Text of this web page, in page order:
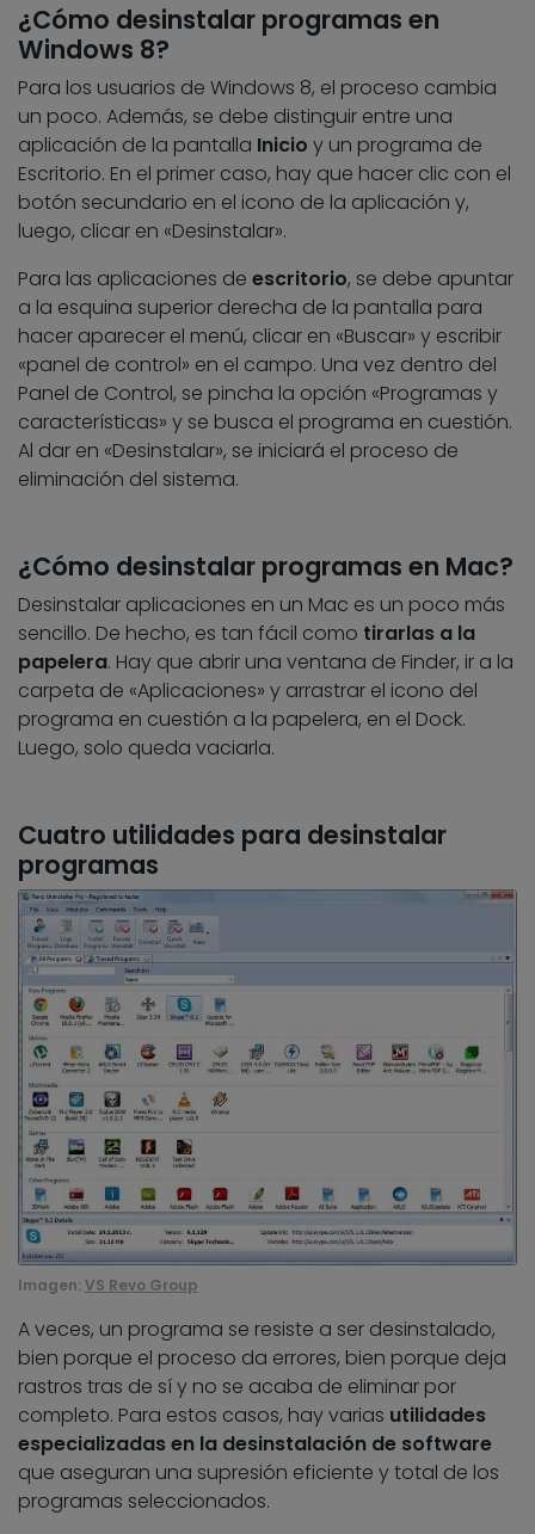
¿Cómo desinstalar programas en
Windows 8?
Para los usuarios de Windows 8, el proceso cambia
un poco. Además, se debe distinguir entre una
aplicación de la pantalla Inicio y un programa de
Escritorio. En el primer caso, hay que hacer clic con el
botón secundario en el icono de la aplicación y,
luego, clicar en «Desinstalar».
Para las aplicaciones de escritorio, se debe apuntar
a la esquina superior derecha de la pantalla para
hacer aparecer el menú, clicar en «Buscar» y escribir
«panel de control» en el campo. Una vez dentro del
Panel de Control, se pincha la opción «Programas y
características» y se busca el programa en cuestión.
Al dar en «Desinstalar», se iniciará el proceso de
eliminación del sistema.
¿Cómo desinstalar programas en Mac?
Desinstalar aplicaciones en un Mac es un poco más
sencillo. De hecho, es tan fácil como tirarlas a la
papelera. Hay que abrir una ventana de Finder, ir a la
carpeta de «Aplicaciones» y arrastrar el icono del
programa en cuestión a la papelera, en el Dock.
Luego, solo queda vaciarla.
Cuatro utilidades para desinstalar
programas
Imagen: VS Revo Group
A veces, un programa se resiste a ser desinstalado,
bien porque el proceso da errores, bien porque deja
rastros tras de sí y no se acaba de eliminar por
completo. Para estos casos, hay varias utilidades
especializadas en la desinstalación de software
que aseguran una supresión eficiente y total de los
programas seleccionados.